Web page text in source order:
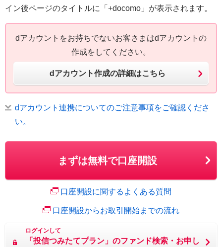
イン後ページのタイトルに「+docomo」が表示されます。
dアカウントをお持ちでないお客さまはdアカウントの
作成をしてください。
dアカウント作成の詳細はこちら
dアカウント連携についてのご注意事項をご確認くださ
い。
まずは無料で口座開設
口座開設に関するよくある質問
口座開設からお取引開始までの流れ
ログインして
「投信つみたてプラン」のファンド検索・お申し